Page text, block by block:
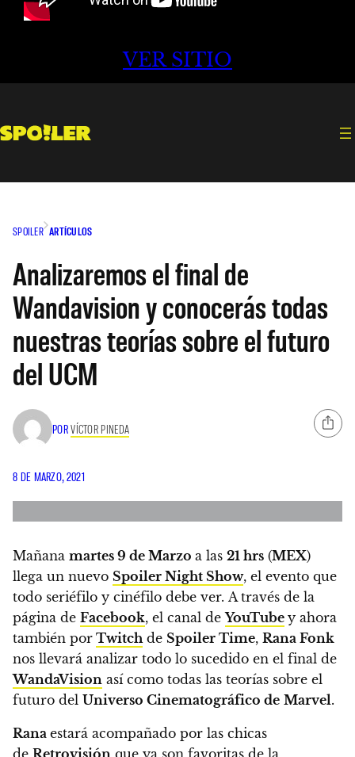
VER SITIO
SPOILER ARTÍCULOS
Analizaremos el final de
Wandavision y conocerás todas
nuestras teorías sobre el futuro
del UCM
PORVÍCTOR PINEDA
8 DE MARZO, 2021
Mañana martes 9 de Marzo a las 21 hrs (MEX)
llega un nuevo Spoiler Night Show, el evento que
todo seriéfilo y cinéfilo debe ver. A través de la
página de Facebook, el canal deYouTube y ahora
también por Twitch de Spoiler Time, Rana Fonk
nos llevará analizar todo lo sucedido en el final de
WandaVision así como todas las teorías sobre el
futuro del Universo Cinematográfico de Marvel.
Rana estará acompañado por las chicas
de Retrovisión que ya son favoritas de la